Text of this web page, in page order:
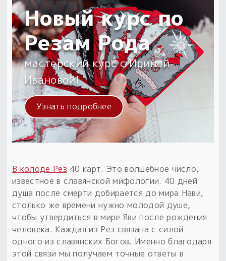
Новый курс по
Резам Рода
мастерский курс с Ириной
Ивановой!
Узнать подробнее
В колоде Рез 40 карт. Это волшебное число,
известное в славянской мифологии. 40 дней
душа после смерти добирается до мира Нави,
столько же времени нужно молодой душе,
чтобы утвердиться в мире Яви после рождения
человека. Каждая из Рез связана с силой
одного из славянских Богов. Именно благодаря
этой связи мы получаем точные ответы в